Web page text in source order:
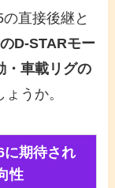
直接後継と
D-STARモー
・車載リグの
うか。
に期待され
性